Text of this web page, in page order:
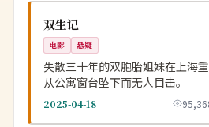
中国
双生记
电影 悬疑
失散三十年的双胞胎姐妹在上海
从公寓窗台坠下而无人目击。
2025-04-18